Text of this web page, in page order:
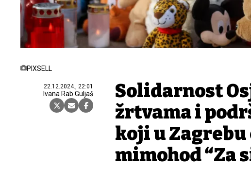
PIXSELL
22.12.2024., 22:01
Ivana Rab Guljaš
Solidarnost
žrtvama i
koji u
mimohod “Za